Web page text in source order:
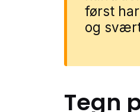
først
og
Tegn